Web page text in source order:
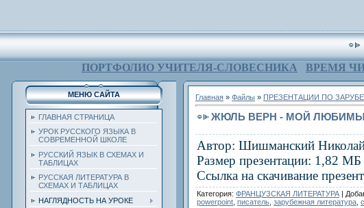
ПОРТФОЛИО УЧИТЕЛЯ-СЛОВЕСНИКА ВРЕМЯ
МЕНЮ САЙТА
ГЛАВНАЯ СТРАНИЦА
УРОК РУССКОГО ЯЗЫКА В
СОВРЕМЕННОЙ ШКОЛЕ
РУССКИЙ ЯЗЫК В СХЕМАХ И
ТАБЛИЦАХ
РУССКАЯ ЛИТЕРАТУРА В
СХЕМАХ И ТАБЛИЦАХ
НАГЛЯДНОСТЬ НА УРОКЕ
Главная » Файлы » ПРЕЗЕНТАЦИИ ПО
ЖЮЛЬ ВЕРН - МОЙ
Автор: Шишманский
Размер презентации: 1,82 МБ
Ссылка на скачивание
Категория: ФРАНЦУЗСКАЯ ЛИТЕРАТУРА |
powerpoint писатель зарубежная литература